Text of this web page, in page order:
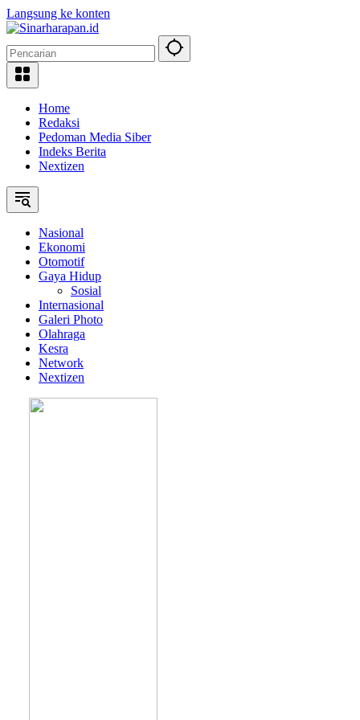
Langsung ke konten
Home
Redaksi
Pedoman Media Siber
Indeks Berita
Nextizen
Nasional
Ekonomi
Otomotif
Gaya Hidup
Sosial
Internasional
Galeri Photo
Olahraga
Kesra
Network
Nextizen